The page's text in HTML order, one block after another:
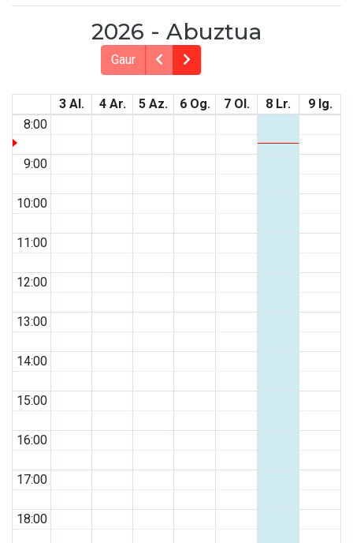
2026 - Abuztua
Gaur
3 Al. 4 Ar. 5 Az. 6 Og. 7 Ol. 8 Lr.
9 Ig.
8:00
9:00
10:00
11:00
12:00
13:00
14:00
15:00
16:00
17:00
18:00